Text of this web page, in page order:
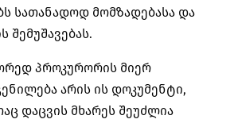
სათანადოდ მომზადებასა და
შემუშავებას.
პროკურორის მიერ
არის ის დოკუმენტი,
დაცვის მხარეს შეუძლია